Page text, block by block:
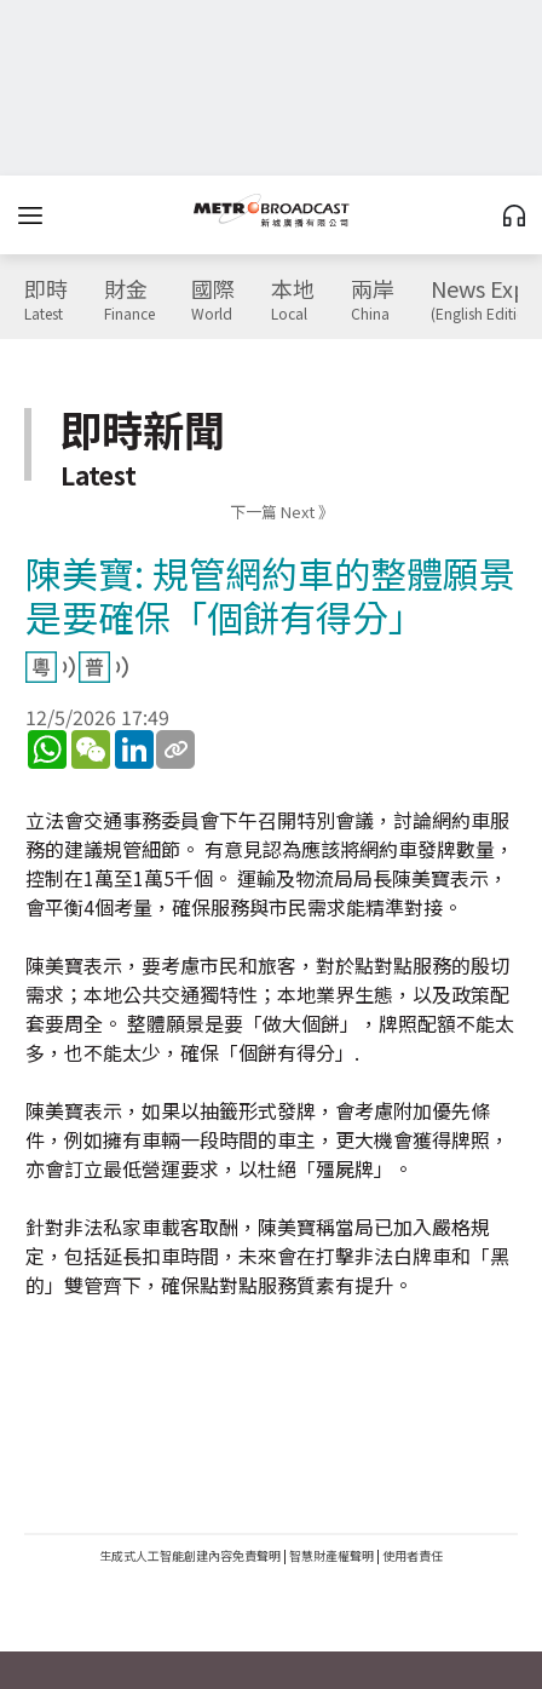
即時
Latest
財金
Finance
國際
World
本地
Local
兩岸
China
News
(English Edition)
即時新聞
Latest
下一篇 Next 》
陳美寶: 規管網約車的整體願景
是要確保「個餅有得分」
12/5/2026 17:49
WhatsApp
WeChatLinkedIn
立法會交通事務委員會下午召開特別會議，討論網約車服
務的建議規管細節。 有意見認為應該將網約車發牌數量，
控制在1萬至1萬5千個。 運輸及物流局局長陳美寶表示，
會平衡4個考量，確保服務與市民需求能精準對接。
陳美寶表示，要考慮市民和旅客，對於點對點服務的殷切
需求；本地公共交通獨特性；本地業界生態，以及政策配
套要周全。 整體願景是要「做大個餅」，牌照配額不能太
多，也不能太少，確保「個餅有得分」.
陳美寶表示，如果以抽籤形式發牌，會考慮附加優先條
件，例如擁有車輛一段時間的車主，更大機會獲得牌照，
亦會訂立最低營運要求，以杜絕「殭屍牌」。
針對非法私家車載客取酬，陳美寶稱當局已加入嚴格規
定，包括延長扣車時間，未來會在打擊非法白牌車和「黑
的」雙管齊下，確保點對點服務質素有提升。
生成式人工智能創建內容免責聲明 | 智慧財產權聲明 | 使用者責任